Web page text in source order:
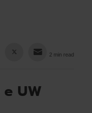
2 min read
UW